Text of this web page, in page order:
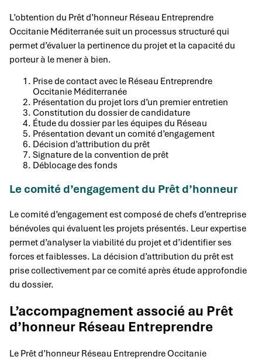
L’obtention du Prêt d’honneur Réseau Entreprendre
Occitanie Méditerranée suit un processus structuré qui
permet d’évaluer la pertinence du projet et la capacité du
porteur à le mener à bien.
Prise de contact avec le Réseau Entreprendre
Occitanie Méditerranée
Présentation du projet lors d’un premier entretien
Constitution du dossier de candidature
Étude du dossier par les équipes du Réseau
Présentation devant un comité d’engagement
Décision d’attribution du prêt
Signature de la convention de prêt
Déblocage des fonds
Le comité d’engagement du Prêt d’honneur
Le comité d’engagement est composé de chefs d’entreprise
bénévoles qui évaluent les projets présentés. Leur expertise
permet d’analyser la viabilité du projet et d’identifier ses
forces et faiblesses. La décision d’attribution du prêt est
prise collectivement par ce comité après étude approfondie
du dossier.
L’accompagnement associé au Prêt
d’honneur Réseau Entreprendre
Le Prêt d’honneur Réseau Entreprendre Occitanie